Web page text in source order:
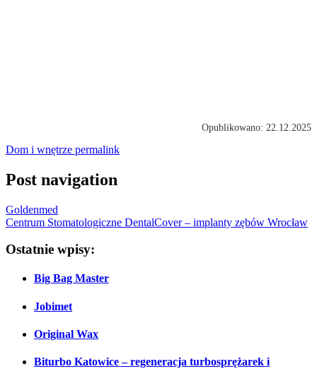
Opublikowano: 22.12.2025
Dom i wnętrze permalink
Post navigation
Goldenmed
Centrum Stomatologiczne DentalCover – implanty zębów Wrocław
Ostatnie wpisy:
Big Bag Master
Jobimet
Original Wax
Biturbo Katowice – regeneracja turbosprężarek i